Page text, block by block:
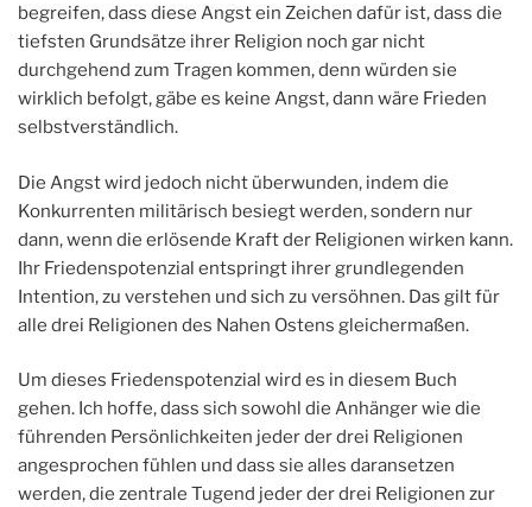
begreifen, dass diese Angst ein Zeichen dafür ist, dass die
tiefsten Grundsätze ihrer Religion noch gar nicht
durchgehend zum Tragen kommen, denn würden sie
wirklich befolgt, gäbe es keine Angst, dann wäre Frieden
selbstverständlich.
Die Angst wird jedoch nicht überwunden, indem die
Konkurrenten militärisch besiegt werden, sondern nur
dann, wenn die erlösende Kraft der Religionen wirken kann.
Ihr Friedenspotenzial entspringt ihrer grundlegenden
Intention, zu verstehen und sich zu versöhnen. Das gilt für
alle drei Religionen des Nahen Ostens gleichermaßen.
Um dieses Friedenspotenzial wird es in diesem Buch
gehen. Ich hoffe, dass sich sowohl die Anhänger wie die
führenden Persönlichkeiten jeder der drei Religionen
angesprochen fühlen und dass sie alles daransetzen
werden, die zentrale Tugend jeder der drei Religionen zur